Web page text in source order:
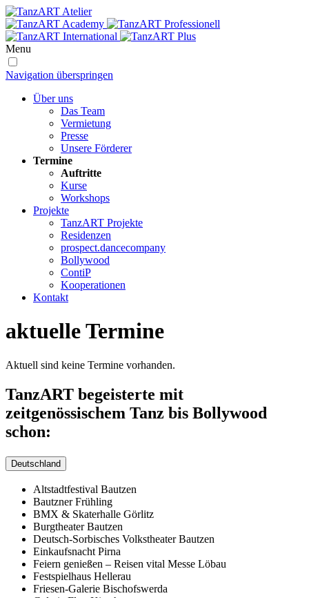
Menu
Navigation überspringen
Über uns
Das Team
Vermietung
Presse
Unsere Förderer
Termine
Auftritte
Kurse
Workshops
Projekte
TanzART Projekte
Residenzen
prospect.dancecompany
Bollywood
ContiP
Kooperationen
Kontakt
aktuelle Termine
Aktuell sind keine Termine vorhanden.
TanzART begeisterte mit
zeitgenössischem Tanz bis Bollywood
schon:
Deutschland
Altstadtfestival Bautzen
Bautzner Frühling
BMX & Skaterhalle Görlitz
Burgtheater Bautzen
Deutsch-Sorbisches Volkstheater Bautzen
Einkaufsnacht Pirna
Feiern genießen – Reisen vital Messe Löbau
Festspielhaus Hellerau
Friesen-Galerie Bischofswerda